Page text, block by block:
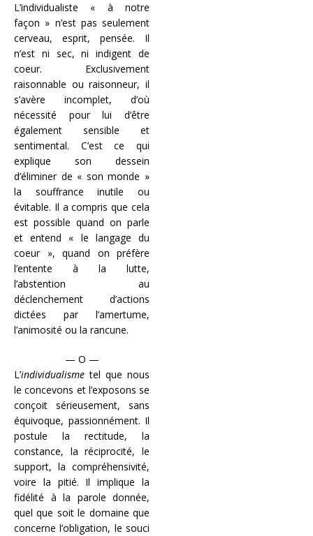
L’individualiste « à notre
façon » n’est pas seulement
cerveau, esprit, pensée. Il
n’est ni sec, ni indigent de
coeur. Exclusivement
raisonnable ou raisonneur, il
s’avère incomplet, d’où
nécessité pour lui d’être
également sensible et
sentimental. C’est ce qui
explique son dessein
d’éliminer de « son monde »
la souffrance inutile ou
évitable. Il a compris que cela
est possible quand on parle
et entend « le langage du
coeur », quand on préfère
l’entente à la lutte,
l’abstention au
déclenchement d’actions
dictées par l’amertume,
l’animosité ou la rancune.
— O —
L’individualisme tel que nous
le concevons et l’exposons se
conçoit sérieusement, sans
équivoque, passionnément. Il
postule la rectitude, la
constance, la réciprocité, le
support, la compréhensivité,
voire la pitié. Il implique la
fidélité à la parole donnée,
quel que soit le domaine que
concerne l’obligation, le souci